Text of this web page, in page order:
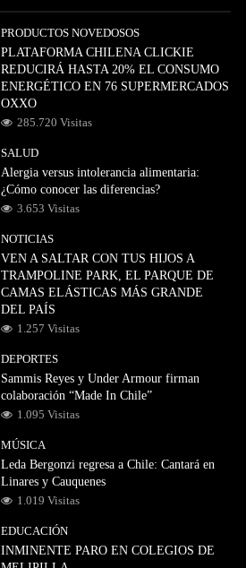
PRODUCTOS NOVEDOSOS
PLATAFORMA CHILENA CLICKIE
REDUCIRÁ HASTA 20% EL CONSUMO
ENERGÉTICO EN 76 SUPERMERCADOS
OXXO
285.720 Visitas
SALUD
Alergia versus intolerancia alimentaria:
¿Cómo conocer las diferencias?
3.653 Visitas
NOTICIAS
VEN A SALTAR CON TUS HIJOS A
TRAMPOLINE PARK, EL PARQUE DE
CAMAS ELÁSTICAS MÁS GRANDE
DEL PAÍS
1.257 Visitas
DEPORTES
Sammis Reyes y Under Armour firman
colaboración “Made In Chile”
1.095 Visitas
MÚSICA
Leda Bergonzi regresa a Chile: Cantará en
Linares y Cauquenes
1.019 Visitas
EDUCACIÓN
INMINENTE PARO EN COLEGIOS DE